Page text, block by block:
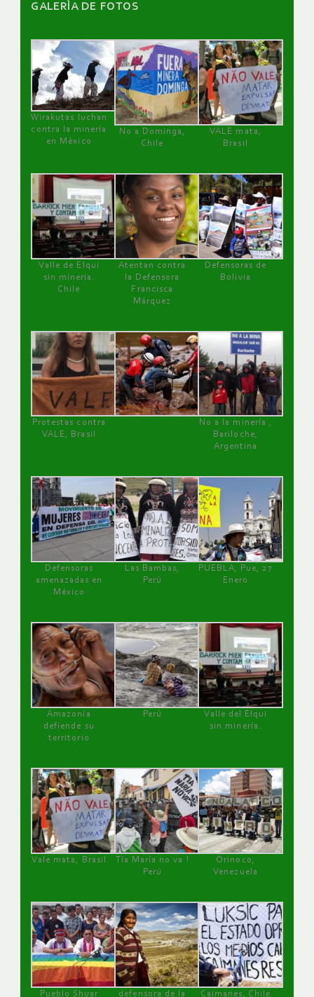
GALERÌA DE FOTOS
Wirakutas luchan
contra la minería
en México
No a Dominga,
Chile
VALE mata,
Brasil
Valle de Elqui
sin minería.
Chile
Atentan contra
la Defensora
Francisca
Márquez
Defensoras de
Bolivia
Protestas contra
VALE, Brasil
No a la minería ,
Bariloche,
Argentina
Defensoras
amenazadas en
México
Las Bambas,
Perú
PUEBLA, Pue, 27
Enero
Amazonía
defiende su
territorio
Perú
Valle del Elqui
sin minería.
Vale mata, Brasil
Tía María no va !
Perú
Orinoco,
Venezuela
Pueblo Shuar defensora de la Caimanes, Chile